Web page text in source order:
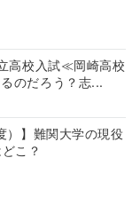
高校入試≪岡崎高校
のだろう？志...
）】難関大学の現役
こ？